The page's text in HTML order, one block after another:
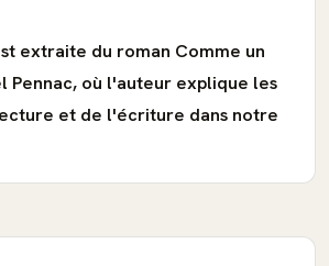
extraite du roman Comme un
Pennac, où l'auteur explique les
et de l'écriture dans notre